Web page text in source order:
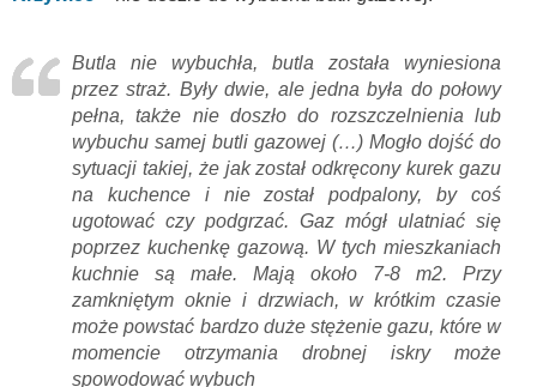
Butla nie wybuchła, butla została wyniesiona
przez straż. Były dwie, ale jedna była do połowy
pełna, także nie doszło do rozszczelnienia lub
wybuchu samej butli gazowej (…) Mogło dojść do
sytuacji takiej, że jak został odkręcony kurek gazu
na kuchence i nie został podpalony, by coś
ugotować czy podgrzać. Gaz mógł ulatniać się
poprzez kuchenkę gazową. W tych mieszkaniach
kuchnie są małe. Mają około 7-8 m2. Przy
zamkniętym oknie i drzwiach, w krótkim czasie
może powstać bardzo duże stężenie gazu, które w
momencie otrzymania drobnej iskry może
spowodować wybuch